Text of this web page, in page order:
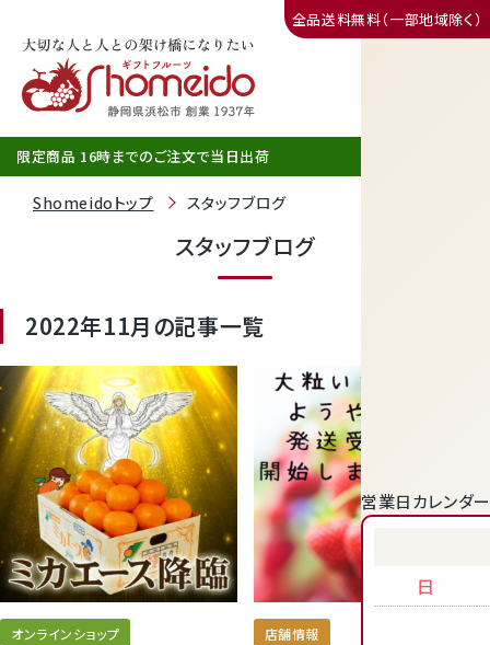
全品送料無料（一部地域除く）
営業日カレンダー
日
静岡産クラウンメロン
天使音（あまね）マスクメロン
クラウンメロンゼリー
限定商品 16時までのご注文で当日出荷
Shomeidoトップ スタッフブログ
スタッフブログ
2022年11月の記事一覧
オンラインショップ 店舗情報